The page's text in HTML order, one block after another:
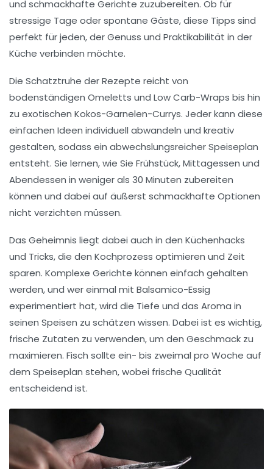
und schmackhafte Gerichte zuzubereiten. Ob für
stressige Tage oder spontane Gäste, diese Tipps sind
perfekt für jeden, derGenuss und Praktikabilität in der
Küche verbinden möchte.
Die Schatztruhe der Rezepte reicht von
bodenständigen Omeletts und Low Carb-Wraps bis hin
zu exotischen Kokos-Garnelen-Currys. Jeder kann diese
einfachen Ideen individuell abwandeln und kreativ
gestalten, sodass ein abwechslungsreicher Speiseplan
entsteht. Sie lernen, wie Sie Frühstück, Mittagessen und
Abendessen in weniger als 30 Minuten zubereiten
können und dabei auf äußerst schmackhafte Optionen
nicht verzichten müssen.
Das Geheimnis liegt dabei auch in den Küchenhacks
und Tricks, die den Kochprozess optimieren und Zeit
sparen. Komplexe Gerichte können einfach gehalten
werden, und wer einmal mit Balsamico-Essig
experimentiert hat, wird die Tiefe und das Aroma in
seinen Speisen zu schätzen wissen. Dabei ist es wichtig,
frische Zutaten zu verwenden, um den Geschmack zu
maximieren. Fisch sollte ein- bis zweimal pro Woche auf
dem Speiseplan stehen, wobei frische Qualität
entscheidend ist.